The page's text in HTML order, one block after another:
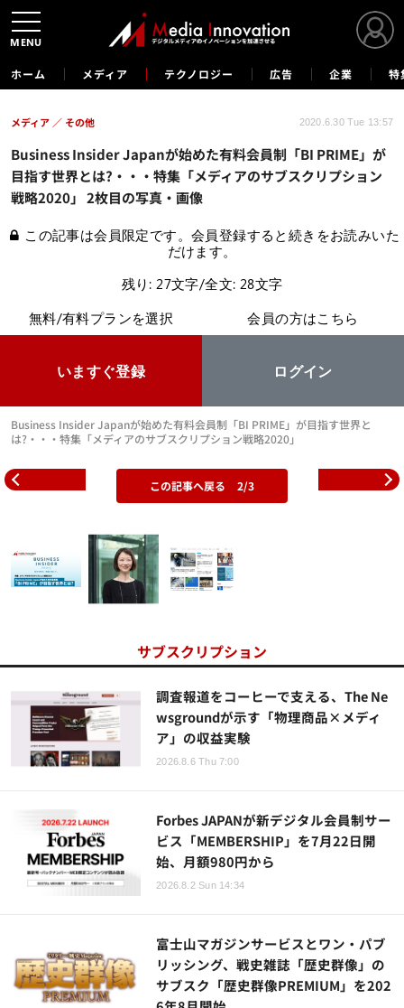
ホーム メディア テクノロジー 広告 企業 特
Business Insider Japanが始めた有料会員制「BI PRIME」が
目指す世界とは?・・・特集「メディアのサブスクリプション
戦略2020」 2枚目の写真・画像
メディア その他 2020.6.30 Tue 13:57
この記事は会員限定です。会員登録すると続きをお読みいた
だけます。
残り: 27文字/全文: 28文字
無料/有料プランを選択
いますぐ登録
会員の方はこちら
ログイン
Business Insider Japanが始めた有料会員制「BI PRIME」が目指す世界と
は?・・・特集「メディアのサブスクリプション戦略2020」
この記事へ戻る 2/3
サブスクリプション
調査報道をコーヒーで支える、The Ne
wsgroundが示す「物理商品×メディ
ア」の収益実験
2026.8.6 Thu 7:00
Forbes JAPANが新デジタル会員制サー
ビス「MEMBERSHIP」を7月22日開
始、月額980円から
2026.8.2 Sun 14:34
富士山マガジンサービスとワン・パブ
リッシング、戦史雑誌「歴史群像」の
サブスク「歴史群像PREMIUM」を202
MENU